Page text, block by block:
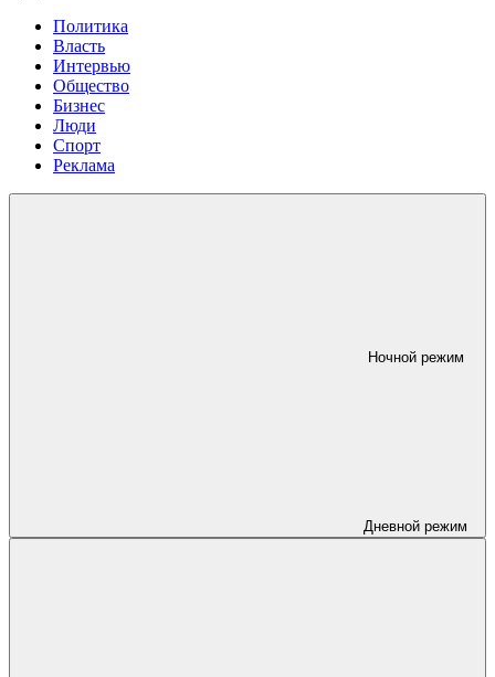
Политика
Власть
Интервью
Общество
Бизнес
Люди
Спорт
Реклама
Ночной режим
Дневной режим